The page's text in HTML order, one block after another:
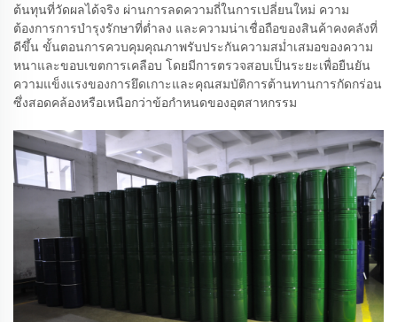
ต้นทุนที่วัดผลได้จริง ผ่านการลดความถี่ในการเปลี่ยนใหม่ ความ
ต้องการการบำรุงรักษาที่ต่ำลง และความน่าเชื่อถือของสินค้าคงคลังที่
ดีขึ้น ขั้นตอนการควบคุมคุณภาพรับประกันความสม่ำเสมอของความ
หนาและขอบเขตการเคลือบ โดยมีการตรวจสอบเป็นระยะเพื่อยืนยัน
ความแข็งแรงของการยึดเกาะและคุณสมบัติการต้านทานการกัดกร่อน
ซึ่งสอดคล้องหรือเหนือกว่าข้อกำหนดของอุตสาหกรรม